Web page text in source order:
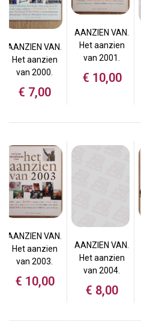
AANZIEN VAN.
Het aanzien
van 2000.
€ 7,00
AANZIEN VAN.
Het aanzien
van 2001.
€ 10,00
AANZIEN VAN.
Het aanzien
van 2003.
€ 10,00
AANZIEN VAN.
Het aanzien
van 2004.
€ 8,00